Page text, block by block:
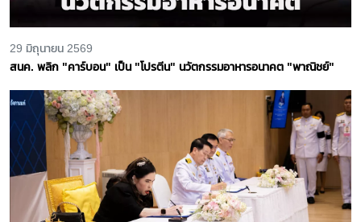
29 มิถุนายน 2569
สนค. พลิก "คาร์บอน" เป็น "โปรตีน" นวัตกรรมอาหารอนาคต "พาณิชย์"